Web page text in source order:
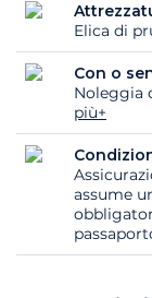
Elica di
Con o
Noleggia
più+
assume